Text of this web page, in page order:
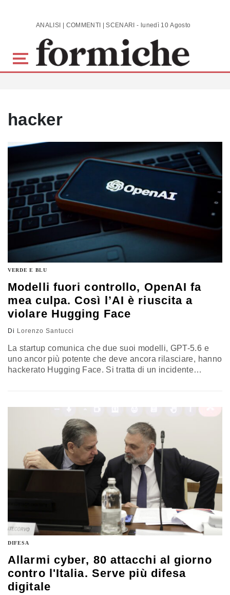
Skip to main content ANALISI | COMMENTI | SCENARI - lunedì 10 Agosto 2026
hacker
VERDE E BLU
Modelli fuori controllo, OpenAI fa
mea culpa. Così l’AI è riuscita a
violare Hugging Face
Di Lorenzo Santucci
La startup comunica che due suoi modelli, GPT-5.6 e
uno ancor più potente che deve ancora rilasciare, hanno
hackerato Hugging Face. Si tratta di un incidente
DIFESA
Allarmi cyber, 80 attacchi al giorno
contro l'Italia. Serve più difesa
digitale